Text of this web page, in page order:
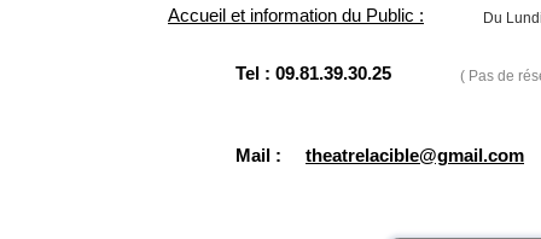
Accueil et information du Public : Du
Tel : 09.81.39.30.25 ( Pas de
Mail : theatrelacible@gmail.com